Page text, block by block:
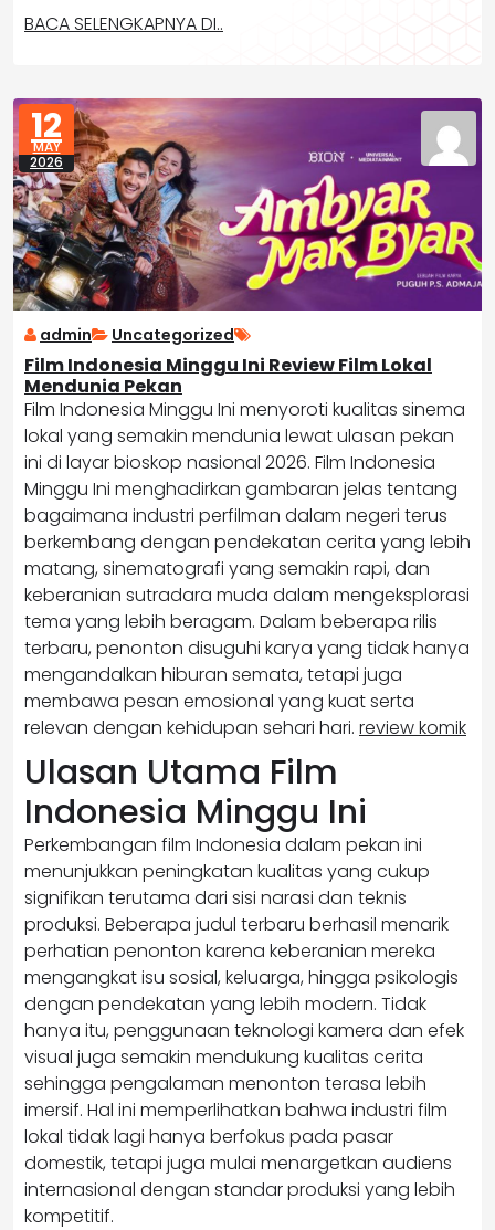
BACA SELENGKAPNYA DI..
12
MAY
2026
admin Uncategorized
Film Indonesia Minggu Ini Review Film Lokal
Mendunia Pekan
Film Indonesia Minggu Ini menyoroti kualitas sinema
lokal yang semakin mendunia lewat ulasan pekan
ini di layar bioskop nasional 2026. Film Indonesia
Minggu Ini menghadirkan gambaran jelas tentang
bagaimana industri perfilman dalam negeri terus
berkembang dengan pendekatan cerita yang lebih
matang, sinematografi yang semakin rapi, dan
keberanian sutradara muda dalam mengeksplorasi
tema yang lebih beragam. Dalam beberapa rilis
terbaru, penonton disuguhi karya yang tidak hanya
mengandalkan hiburan semata, tetapi juga
membawa pesan emosional yang kuat serta
relevan dengan kehidupan sehari hari. review komik
Ulasan Utama Film
Indonesia Minggu Ini
Perkembangan film Indonesia dalam pekan ini
menunjukkan peningkatan kualitas yang cukup
signifikan terutama dari sisi narasi dan teknis
produksi. Beberapa judul terbaru berhasil menarik
perhatian penonton karena keberanian mereka
mengangkat isu sosial, keluarga, hingga psikologis
dengan pendekatan yang lebih modern. Tidak
hanya itu, penggunaan teknologi kamera dan efek
visual juga semakin mendukung kualitas cerita
sehingga pengalaman menonton terasa lebih
imersif. Hal ini memperlihatkan bahwa industri film
lokal tidak lagi hanya berfokus pada pasar
domestik, tetapi juga mulai menargetkan audiens
internasional dengan standar produksi yang lebih
kompetitif.